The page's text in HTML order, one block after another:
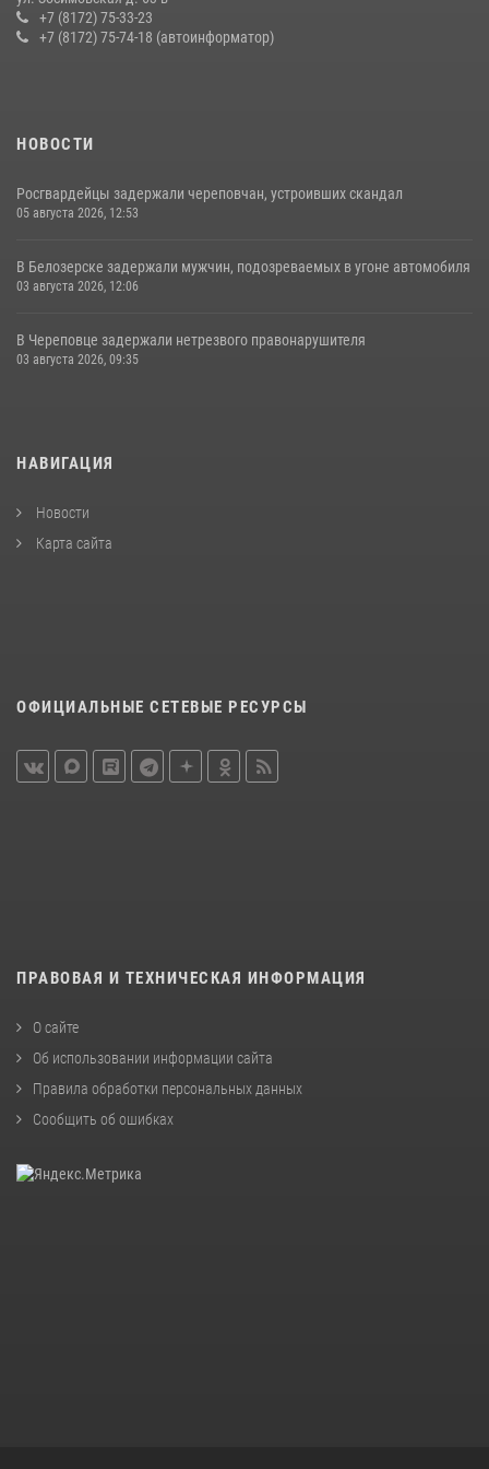
Росгвардии в Вологодской области
20 июля 2026, 10:47
+7 (8172) 75-33-23
+7 (8172) 75-74-18 (автоинформатор)
НОВОСТИ
Росгвардейцы задержали череповчан, устроивших скандал
05 августа 2026, 12:53
В Белозерске задержали мужчин, подозреваемых в угоне автомобиля
03 августа 2026, 12:06
В Череповце задержали нетрезвого правонарушителя
03 августа 2026, 09:35
НАВИГАЦИЯ
Новости
Карта сайта
ОФИЦИАЛЬНЫЕ СЕТЕВЫЕ РЕСУРСЫ
ПРАВОВАЯ И ТЕХНИЧЕСКАЯ ИНФОРМАЦИЯ
О сайте
Об использовании информации сайта
Правила обработки персональных данных
Сообщить об ошибках